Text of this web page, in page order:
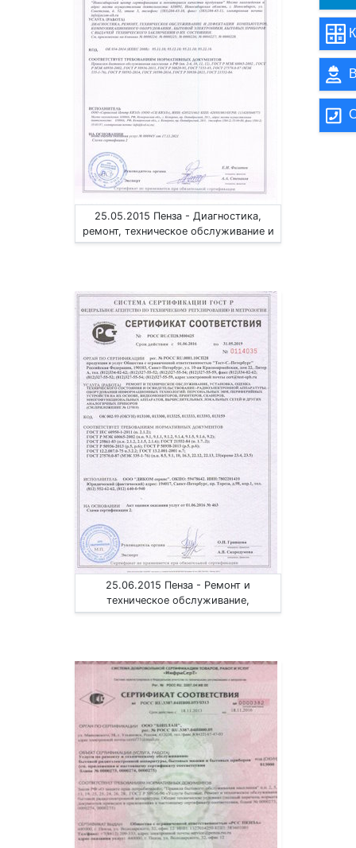
25.05.2015 Пенза - Диагностика,
ремонт, техническое обслуживание и
дефектация компьютеров
25.06.2015 Пенза - Ремонт и
техническое обслуживание,
установка, оценка радиоэл.